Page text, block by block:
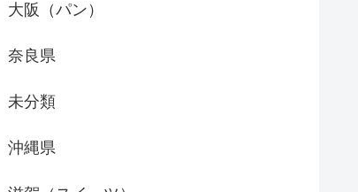
大阪（パン）
奈良県
未分類
沖縄県